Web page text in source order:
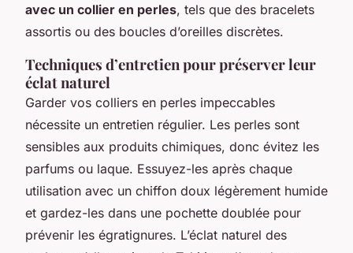
avec un collier en perles, tels que des bracelets
assortis ou des boucles d’oreilles discrètes.
Techniques d’entretien pour préserver leur
éclat naturel
Garder vos colliers en perles impeccables
nécessite un entretien régulier. Les perles sont
sensibles aux produits chimiques, donc évitez les
parfums ou laque. Essuyez-les après chaque
utilisation avec un chiffon doux légèrement humide
et gardez-les dans une pochette doublée pour
prévenir les égratignures. L’éclat naturel des